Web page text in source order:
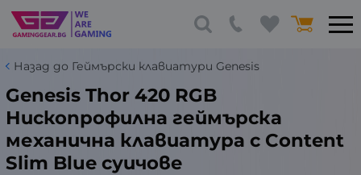
Назад до Геймърски клавиатури Genesis
Genesis Thor 420 RGB
Нископрофилна геймърска
механична клавиатура с Content
Slim Blue суичове